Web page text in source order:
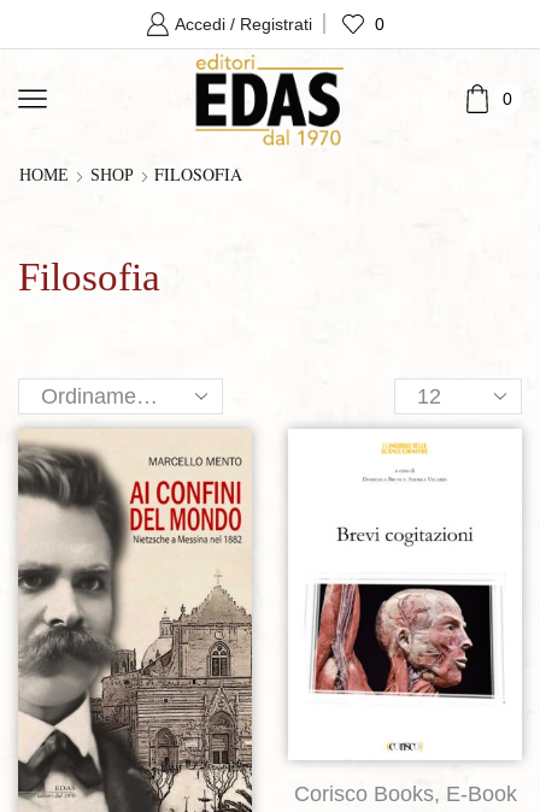
Accedi / Registrati 0
0
HOME SHOP FILOSOFIA
Filosofia
Products
per
page
Aggiungi alla lista dei desideri Aggiungi alla lista dei desideri
Corisco Books, E-Book